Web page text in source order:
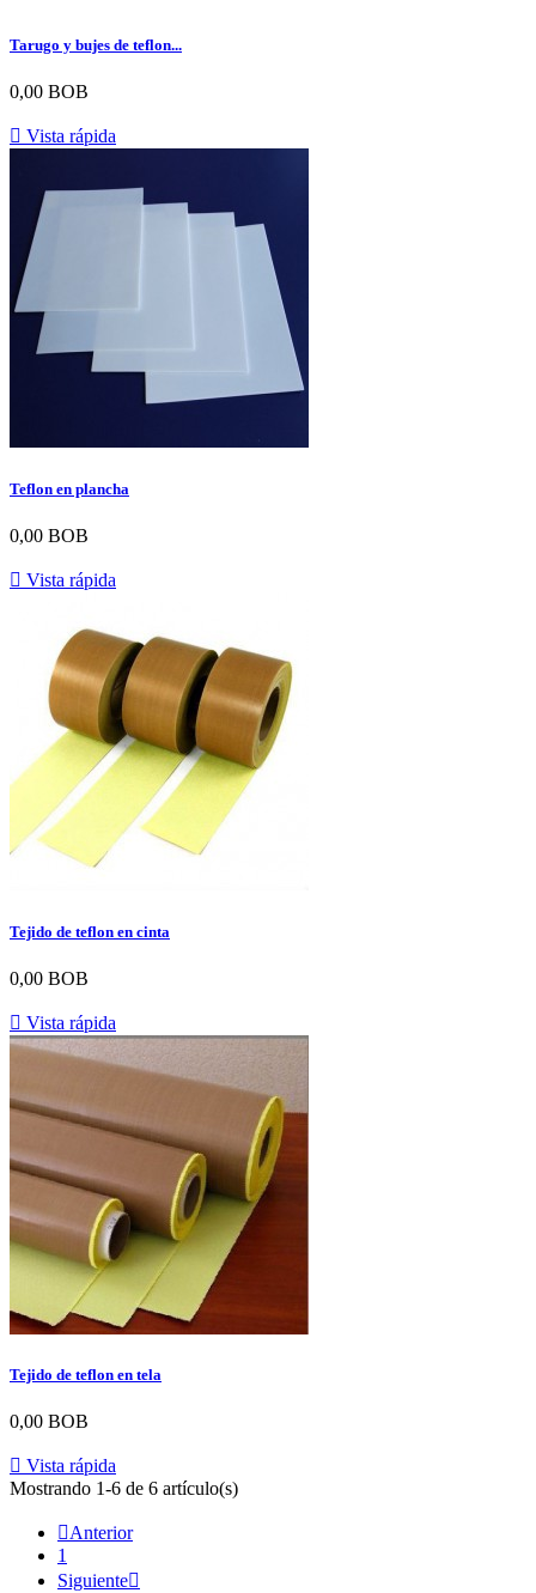
Tarugo y bujes de teflon...
0,00 BOB
 Vista rápida
Teflon en plancha
0,00 BOB
 Vista rápida
Tejido de teflon en cinta
0,00 BOB
 Vista rápida
Tejido de teflon en tela
0,00 BOB
 Vista rápida
Mostrando 1-6 de 6 artículo(s)
Anterior
1
Siguiente